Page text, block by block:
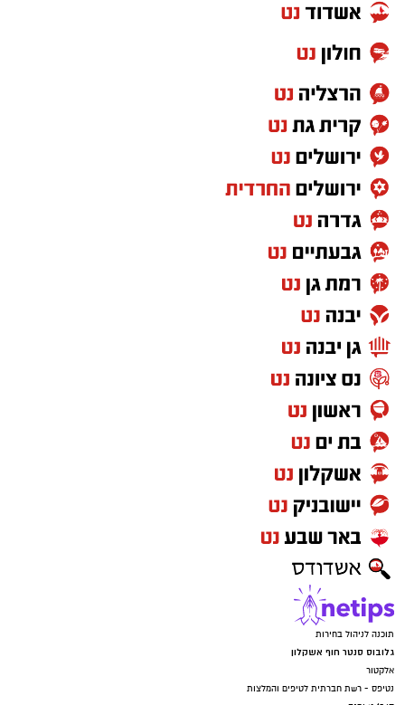
תוכנה לניהול בחירות
גלובוס סנטר חוף אשקלון
אלקטור
נטיפס - רשת חברתית לטיפים והמלצות